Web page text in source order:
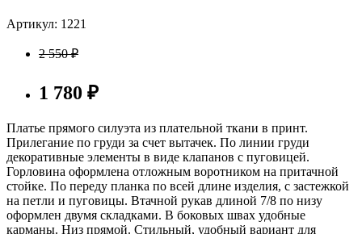
Артикул: 1221
2 550₽
1 780 ₽
Платье прямого силуэта из плательной ткани в принт.
Прилегание по груди за счет вытачек. По линии груди
декоративные элементы в виде клапанов с пуговицей.
Горловина оформлена отложным воротником на притачной
стойке. По переду планка по всей длине изделия, с застежкой
на петли и пуговицы. Втачной рукав длиной 7/8 по низу
оформлен двумя складками. В боковых швах удобные
карманы. Низ прямой. Стильный, удобный вариант для